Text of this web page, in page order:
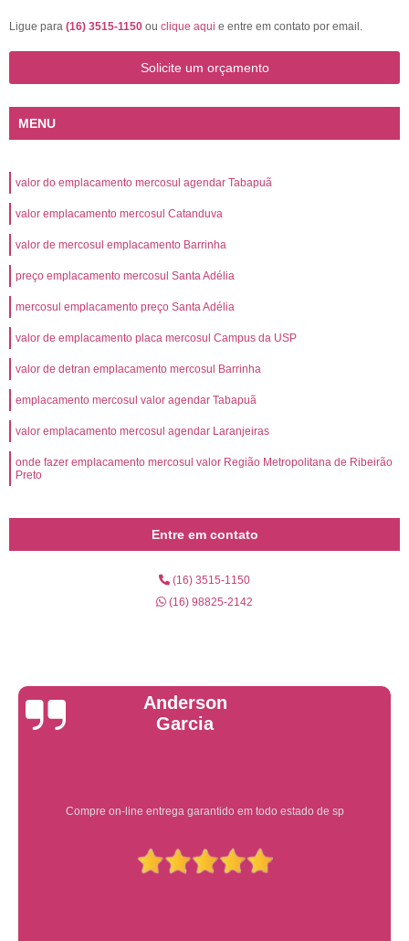
Ligue para (16) 3515-1150 ou clique aqui e entre em contato por email.
Solicite um orçamento
MENU
valor do emplacamento mercosul agendar Tabapuã
valor emplacamento mercosul Catanduva
valor de mercosul emplacamento Barrinha
preço emplacamento mercosul Santa Adélia
mercosul emplacamento preço Santa Adélia
valor de emplacamento placa mercosul Campus da USP
valor de detran emplacamento mercosul Barrinha
emplacamento mercosul valor agendar Tabapuã
valor emplacamento mercosul agendar Laranjeiras
onde fazer emplacamento mercosul valor Região Metropolitana de Ribeirão
Preto
Entre em contato
(16) 3515-1150
(16) 98825-2142
Yuri Martins
Ótimo atendimento